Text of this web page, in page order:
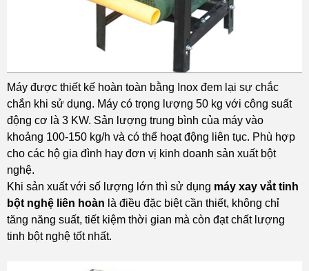
Máy được thiết kế hoàn toàn bằng Inox đem lại sự chắc
chắn khi sử dụng. Máy có trọng lượng 50 kg với công suất
động cơ là 3 KW. Sản lượng trung bình của máy vào
khoảng 100-150 kg/h và có thể hoạt động liên tục. Phù hợp
cho các hộ gia đình hay đơn vị kinh doanh sản xuất bột
nghệ.
Khi sản xuất với số lượng lớn thì sử dụng máy xay vắt tinh
bột nghệ liên hoàn là điều đặc biệt cần thiết, không chỉ
tăng năng suất, tiết kiệm thời gian mà còn đạt chất lượng
tinh bột nghệ tốt nhất.